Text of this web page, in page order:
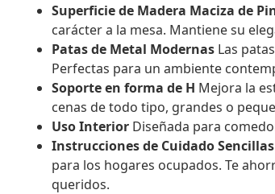
Superficie de Madera Maciza de
carácter a la mesa. Mantiene su
Patas de Metal Modernas Las
Perfectas para un ambiente
Soporte en forma de H Mejora la
cenas de todo tipo, grandes o
Uso Interior Diseñada para
Instrucciones de Cuidado Sencillas
para los hogares ocupados. Te
queridos.